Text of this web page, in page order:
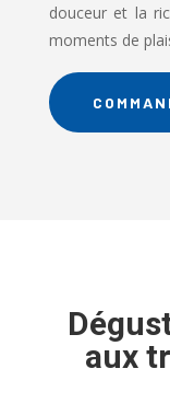
douceur et la
moments de
aux